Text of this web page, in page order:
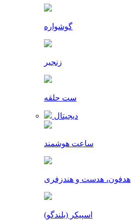
گوشواره
زنجیر
ست حلقه
دیجیتال
ساعت هوشمند
هدفون، هدست و هندزفری
اسپیکر (بلندگو)